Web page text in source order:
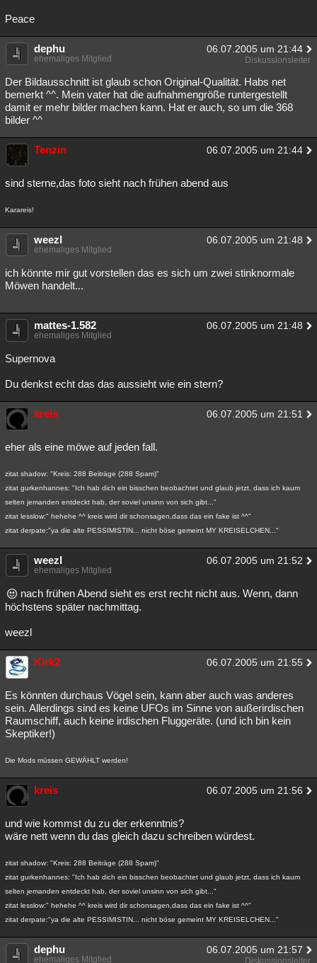
Peace
dephu 06.07.2005 um 21:44
ehemaliges Mitglied Diskussionsleiter
Der Bildausschnitt ist glaub schon Original-Qualität. Habs net
bemerkt ^^. Mein vater hat die aufnahmengröße runtergestellt
damit er mehr bilder machen kann. Hat er auch, so um die 368
bilder ^^
Tenzin 06.07.2005 um 21:44
sind sterne,das foto sieht nach frühen abend aus
Karareis!
weezl 06.07.2005 um 21:48
ehemaliges Mitglied
ich könnte mir gut vorstellen das es sich um zwei stinknormale
Möwen handelt...
mattes-1.582 06.07.2005 um 21:48
ehemaliges Mitglied
Supernova
Du denkst echt das das aussieht wie ein stern?
kreis 06.07.2005 um 21:51
eher als eine möwe auf jeden fall.
zitat shadow: "Kreis: 288 Beiträge (288 Spam)"
zitat gurkenhannes: "Ich hab dich ein bisschen beobachtet und glaub jetzt, dass ich kaum
selten jemanden entdeckt hab, der soviel unsinn von sich gibt..."
zitat lesslow:" hehehe ^^ kreis wird dir schonsagen,dass das ein fake ist ^^"
zitat derpate:"ya die alte PESSIMISTIN... nicht böse gemeint MY KREISELCHEN..."
weezl 06.07.2005 um 21:52
ehemaliges Mitglied
nach frühen Abend sieht es erst recht nicht aus. Wenn, dann
höchstens später nachmittag.
weezl
Kirk2 06.07.2005 um 21:55
Es könnten durchaus Vögel sein, kann aber auch was anderes
sein. Allerdings sind es keine UFOs im Sinne von außerirdischen
Raumschiff, auch keine irdischen Fluggeräte. (und ich bin kein
Skeptiker!)
Die Mods müssen GEWÄHLT werden!
kreis 06.07.2005 um 21:56
und wie kommst du zu der erkenntnis?
wäre nett wenn du das gleich dazu schreiben würdest.
zitat shadow: "Kreis: 288 Beiträge (288 Spam)"
zitat gurkenhannes: "Ich hab dich ein bisschen beobachtet und glaub jetzt, dass ich kaum
selten jemanden entdeckt hab, der soviel unsinn von sich gibt..."
zitat lesslow:" hehehe ^^ kreis wird dir schonsagen,dass das ein fake ist ^^"
zitat derpate:"ya die alte PESSIMISTIN... nicht böse gemeint MY KREISELCHEN..."
dephu 06.07.2005 um 21:57
ehemaliges Mitglied Diskussionsleiter